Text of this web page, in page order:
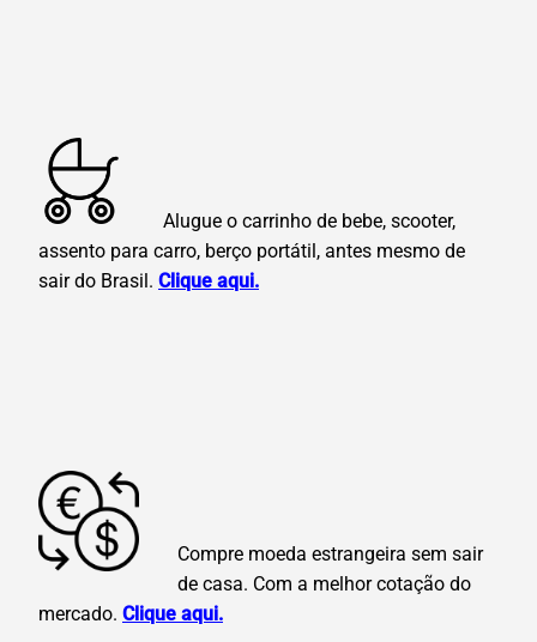
Alugue o carrinho de bebe, scooter,
assento para carro, berço portátil, antes mesmo de
sair do Brasil. Clique aqui.
Compre moeda estrangeira sem sair
de casa. Com a melhor cotação do
mercado. Clique aqui.